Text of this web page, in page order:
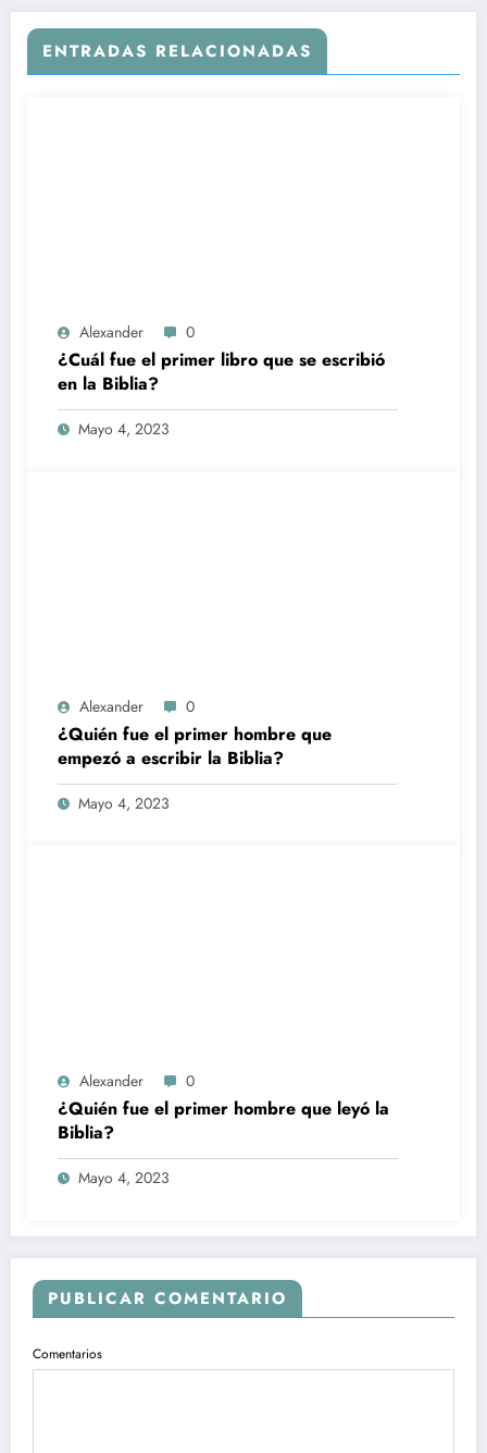
ENTRADAS RELACIONADAS
Alexander 0
¿Cuál fue el primer libro que se escribió
en la Biblia?
Mayo 4, 2023
Alexander 0
¿Quién fue el primer hombre que
empezó a escribir la Biblia?
Mayo 4, 2023
Alexander 0
¿Quién fue el primer hombre que leyó la
Biblia?
Mayo 4, 2023
PUBLICAR COMENTARIO
Comentarios